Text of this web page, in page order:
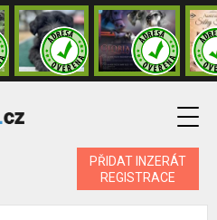
PŘIDAT INZERÁT
REGISTRACE